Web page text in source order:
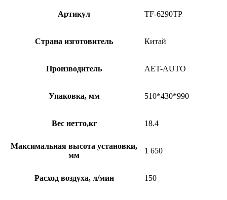
Артикул TF-6290TP
Страна изготовитель Китай
Производитель AET-AUTO
Упаковка, мм 510*430*990
Вес нетто,кг 18.4
Максимальная высота установки,
мм
1 650
Расход воздуха, л/мин 150